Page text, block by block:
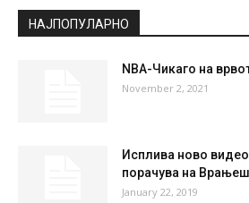
НАЈПОПУЛАРНО
NBA-Чикаго на
November 2, 2021
Исплива ново
порачува на
January 22, 2019